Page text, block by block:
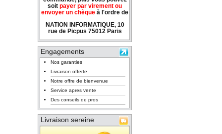
soit payer par virement ou
envoyer un chèque à l'ordre de
NATION INFORMATIQUE, 10
rue de Picpus 75012 Paris
Engagements
Nos garanties
Livraison offerte
Notre offre de bienvenue
Service apres vente
Des conseils de pros
Livraison sereine